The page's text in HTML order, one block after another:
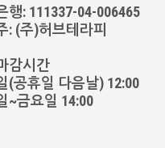
행: 111337-04-006465
: (주)허브테라피
감시간
(공휴일 다음날) 12:00
~금요일 14:00